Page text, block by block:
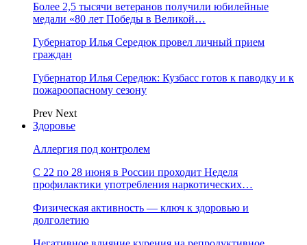
Более 2,5 тысячи ветеранов получили юбилейные
медали «80 лет Победы в Великой…
Губернатор Илья Середюк провел личный прием
граждан
Губернатор Илья Середюк: Кузбасс готов к паводку и к
пожароопасному сезону
Prev Next
Здоровье
Аллергия под контролем
С 22 по 28 июня в России проходит Неделя
профилактики употребления наркотических…
Физическая активность — ключ к здоровью и
долголетию